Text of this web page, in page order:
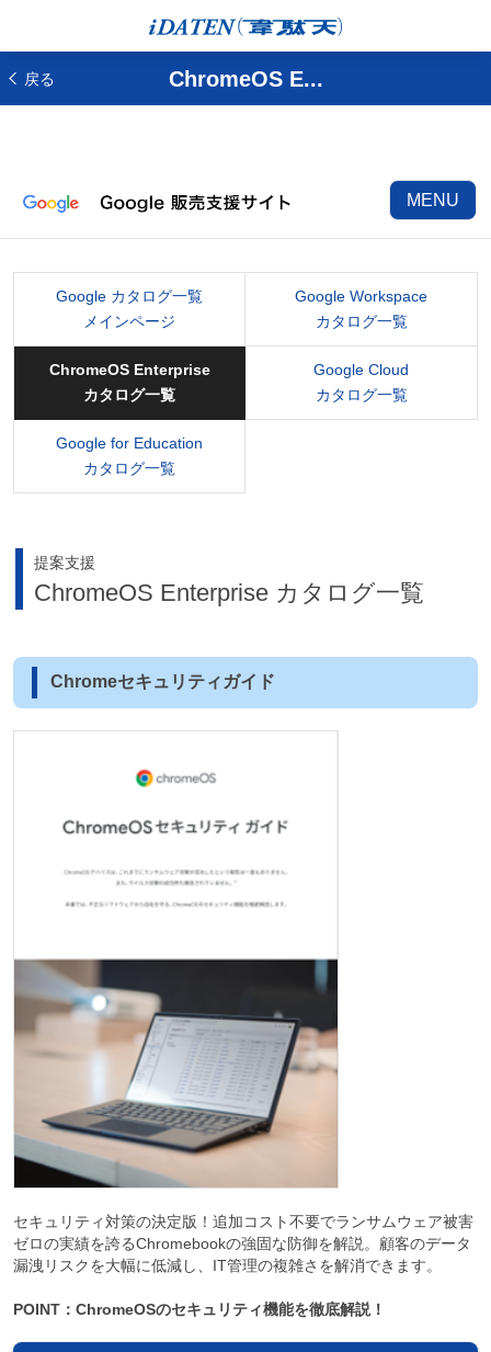
戻る ChromeOS E...
MENU
Google カタログ一覧
メインページ
Google Workspace
カタログ一覧
ChromeOS Enterprise
カタログ一覧
Google Cloud
カタログ一覧
Google for Education
カタログ一覧
提案支援
ChromeOS Enterprise カタログ一覧
Chromeセキュリティガイド
セキュリティ対策の決定版！追加コスト不要でランサムウェア被害
ゼロの実績を誇るChromebookの強固な防御を解説。顧客のデータ
漏洩リスクを大幅に低減し、IT管理の複雑さを解消できます。
POINT：ChromeOSのセキュリティ機能を徹底解説！